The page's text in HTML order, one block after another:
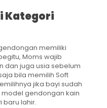
Kategori
memiliki
Moms wajib
dan juga usia sebelum
bila memilih Soft
jika bayi sudah
gendongan kain
baru lahir.